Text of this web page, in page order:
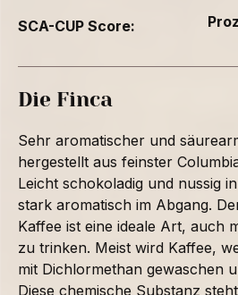
SCA-CUP Score:
Die Finca
Sehr aromatischer und
hergestellt aus feinster
Leicht schokoladig und nussig
stark aromatisch im Abgang.
Kaffee ist eine ideale Art, auch
zu trinken. Meist wird Kaffee,
mit Dichlormethan gewaschen
Diese chemische Substanz